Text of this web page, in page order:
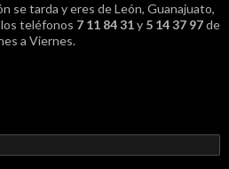
se tarda y eres de León, Guanajuato,
teléfonos 7 11 84 31y 5 14 37 97de
a Viernes.